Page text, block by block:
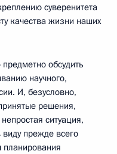
суверенитета
качества жизни наших
обсудить
научного,
И, безусловно,
решения,
ситуация,
прежде всего